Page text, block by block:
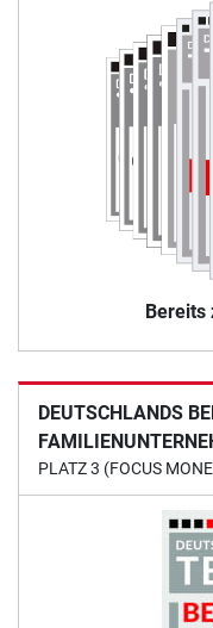
Bereits
DEUTSCHLANDS
PLATZ 3 (FOCUS